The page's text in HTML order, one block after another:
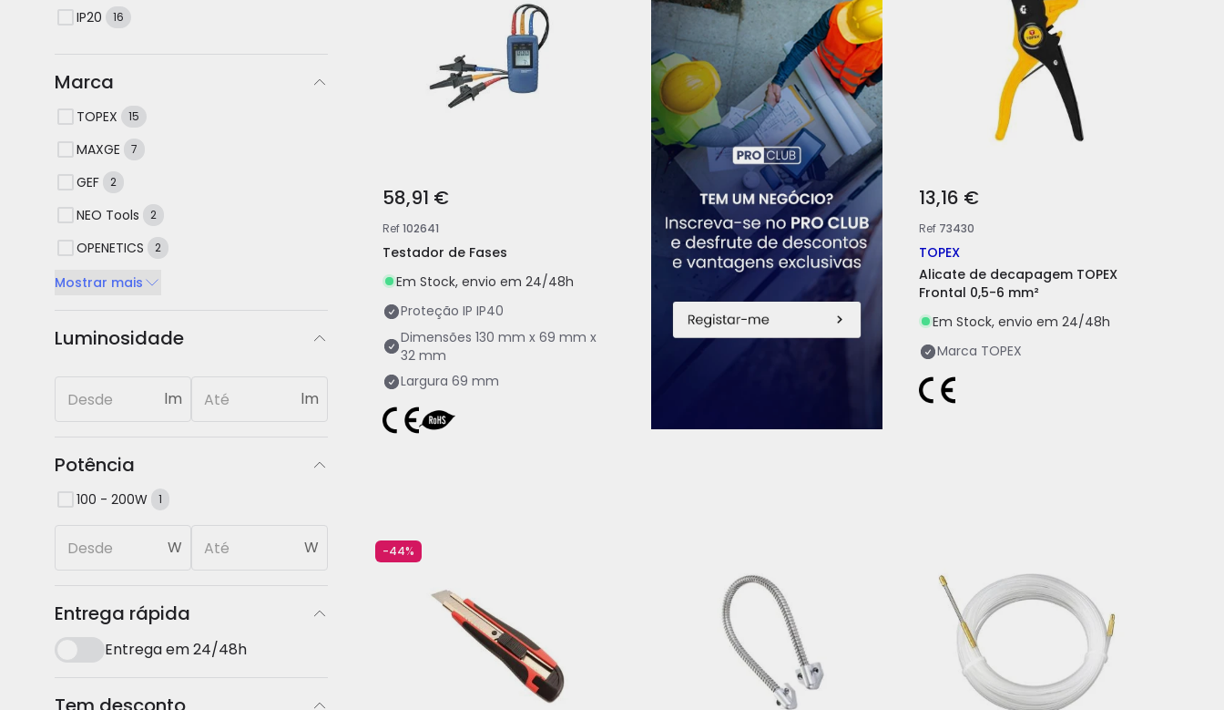
IP20 16
Marca
TOPEX 15
MAXGE 7
GEF 2
NEO Tools 2
OPENETICS 2
Mostrar mais
Luminosidade
lm lm
Potência
100 - 200W 1
W W
Entrega rápida
Entrega em 24/48h
58,91 €
Ref102641
Testador de Fases
Em Stock, envio em 24/48h
Proteção IP IP40
Dimensões 130 mm x 69 mm x
32 mm
Largura 69 mm
13,16 €
Ref 73430
TOPEX
Alicate de decapagem TOPEX
Frontal 0,5-6 mm²
Em Stock, envio em 24/48h
Marca TOPEX
-44%